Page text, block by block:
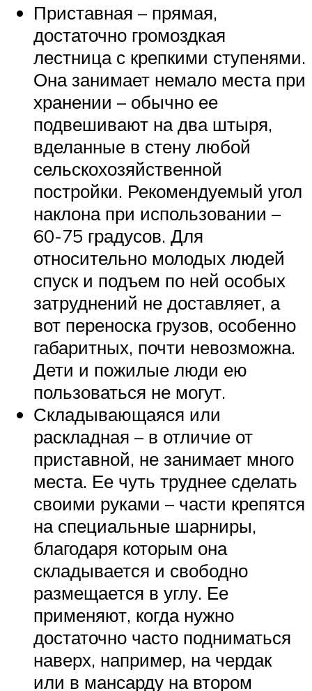
Приставная – прямая,
достаточно громоздкая
лестница с крепкими ступенями.
Она занимает немало места при
хранении – обычно ее
подвешивают на два штыря,
вделанные в стену любой
сельскохозяйственной
постройки. Рекомендуемый угол
наклона при использовании –
60-75 градусов. Для
относительно молодых людей
спуск и подъем по ней особых
затруднений не доставляет, а
вот переноска грузов, особенно
габаритных, почти невозможна.
Дети и пожилые люди ею
пользоваться не могут.
Складывающаяся или
раскладная – в отличие от
приставной, не занимает много
места. Ее чуть труднее сделать
своими руками – части крепятся
на специальные шарниры,
благодаря которым она
складывается и свободно
размещается в углу. Ее
применяют, когда нужно
достаточно часто подниматься
наверх, например, на чердак
или в мансарду на втором